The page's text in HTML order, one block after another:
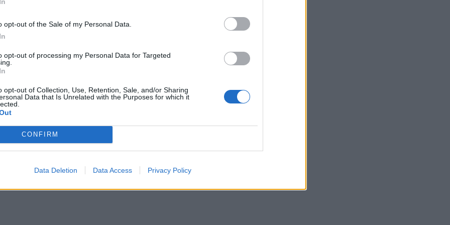
opt-out of the Sale of my Personal Data.
opt-out of processing my Personal Data for Targeted
opt-out of Collection, Use, Retention, Sale, and/or Sharing
Data that Is Unrelated with the Purposes for which it
CONFIRM
Data Deletion Data Access Privacy Policy
όταν γνωρίζουμε επακριβώς τα προσόντα που
τις θέσεις σε όλες τις Μονάδες μας; Η αμοιβαία αλλαγή
παρά μόνο με «σπρώξιμο»;